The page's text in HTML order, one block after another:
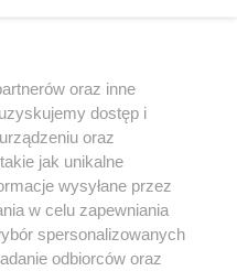
może być powielany i
w jakikolwiek sposób (w
na jakimkolwiek polu
z umieszczaniem w
praw. Jakiekolwiek użycie lub
części z naruszeniem prawa,
pod groźbą kary i może być
oraz inne
dostęp i
oraz
jak unikalne
wysyłane przez
w celu zapewniania
spersonalizowanych
odbiorców oraz